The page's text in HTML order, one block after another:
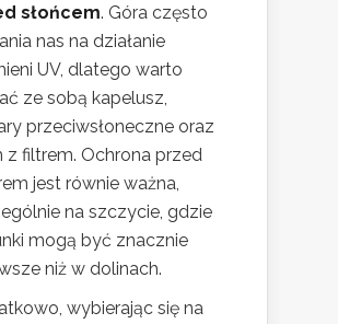
słońcem. Góra często
nas na działanie
UV, dlatego warto
ze sobą kapelusz,
przeciwsłoneczne oraz
z filtrem. Ochrona przed
jest równie ważna,
na szczycie, gdzie
mogą być znacznie
niż w dolinach.
wybierając się na